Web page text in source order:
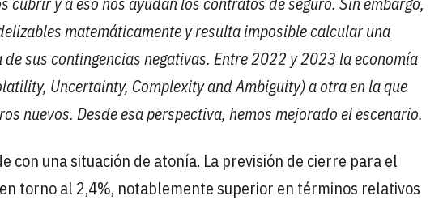
matemáticamente y resulta imposible calcular una
sus contingencias negativas. Entre 2022 y 2023 la economía
Uncertainty, Complexity and Ambiguity) a otra en la que
nuevos. Desde esa perspectiva, hemos mejorado el escenario.
con una situación de atonía. La previsión de cierre para el
torno al 2,4%, notablemente superior en términos relativos